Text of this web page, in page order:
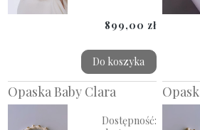
899,00 zł
Do koszyka
Opaska Baby Clara
Dostępność: